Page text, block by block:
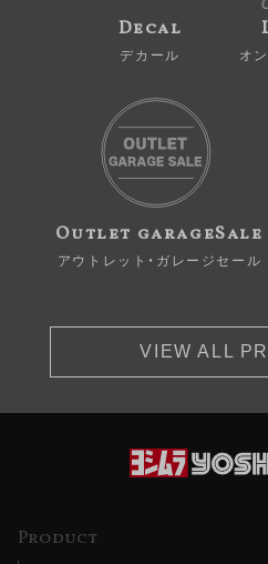
Decal
デカール オ
Outlet garageSale
アウトレット・ガレージセール
VIEW ALL
Product